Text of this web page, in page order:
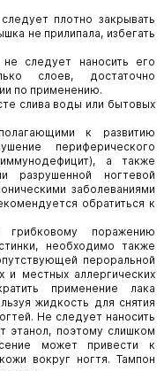
плотно закрывать
не прилипала, избегать
следует наносить его
слоев, достаточно
по применению.
слива воды или бытовых
к развитию
периферического
а также
разрушенной ногтевой
заболеваниями
обратиться к
поражению
необходимо также
пероральной
и местных аллергических
применение лака
жидкость для снятия
Не следует наносить
этанол, поэтому слишком
может привести к
вокруг ногтя. Тампон